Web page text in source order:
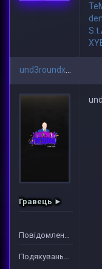
und3roundxxx
Гравець ►